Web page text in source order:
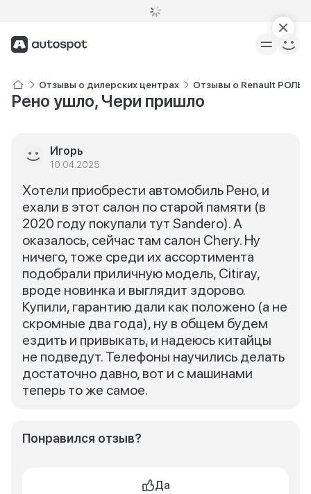
Отзывы о дилерских центрах Отзывы о Renault
Рено ушло, Чери пришло
Игорь
10.04.2025
Хотели приобрести автомобиль Рено, и
ехали в этот салон по старой памяти (в
2020 году покупали тут Sandero). А
оказалось, сейчас там салон Chery. Ну
ничего, тоже среди их ассортимента
подобрали приличную модель, Citiray,
вроде новинка и выглядит здорово.
Купили, гарантию дали как положено (а не
скромные два года), ну в общем будем
ездить и привыкать, и надеюсь китайцы
не подведут. Телефоны научились делать
достаточно давно, вот и с машинами
теперь то же самое.
Понравился отзыв?
Да